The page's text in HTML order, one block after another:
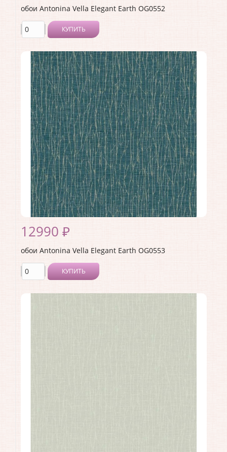
обои Antonina Vella Elegant Earth OG0552
КУПИТЬ
Производитель:Antonina Vella
Коллекция:Elegant Earth
Длина рулона:8.23
Ширина рулона:0.68
Материал покрытия:Без покрытия
Страна:США
Материал основы:Флизелин
Раппорт:<>
12990 ₽
обои Antonina Vella Elegant Earth OG0553
КУПИТЬ
Производитель:Antonina Vella
Коллекция:Elegant Earth